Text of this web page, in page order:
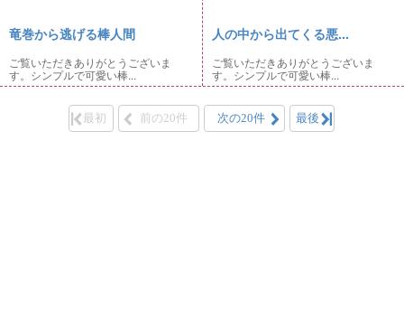
竜巻から逃げる棒人間
ご覧いただきありがとうございま
す。シンプルで可愛い棒...
人の中から出てくる悪...
ご覧いただきありがとうございま
す。シンプルで可愛い棒...
最初 前の20件 次の20件 最後